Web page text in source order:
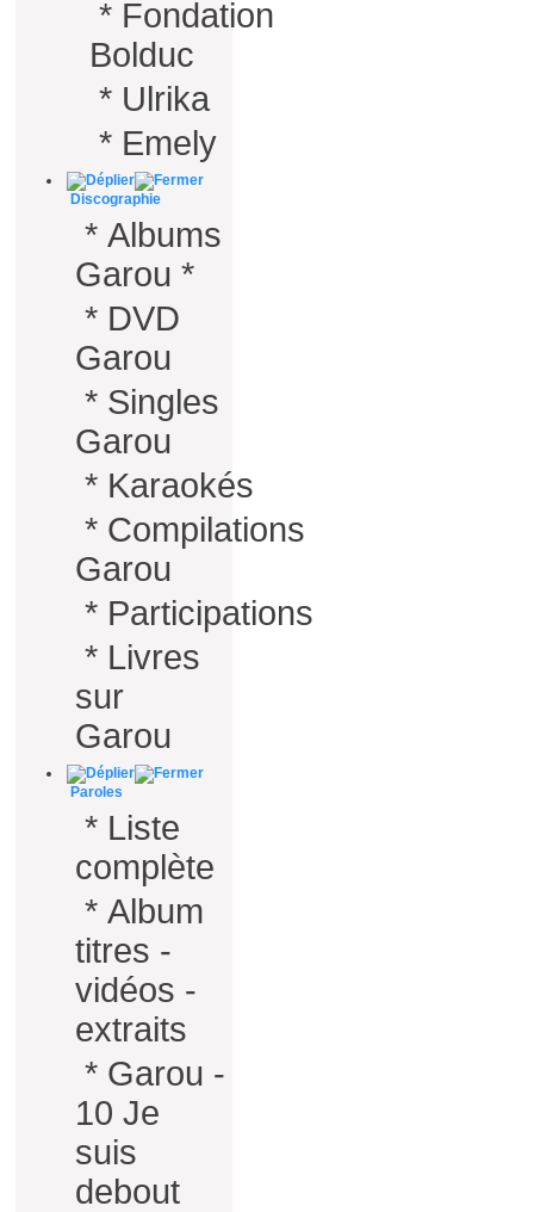
* Fondation
Bolduc
* Ulrika
* Emely
Discographie
* Albums
Garou *
* DVD
Garou
* Singles
Garou
* Karaokés
* Compilations
Garou
* Participations
* Livres
sur
Garou
Paroles
* Liste
complète
* Album
titres -
vidéos -
extraits
* Garou -
10 Je
suis
debout